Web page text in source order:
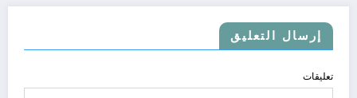
إرسال التعليق
تعليقات